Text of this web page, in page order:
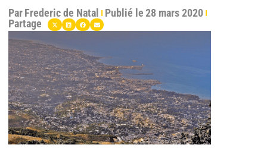
ParFrederic de Natal Publié le28 mars 2020
Partage